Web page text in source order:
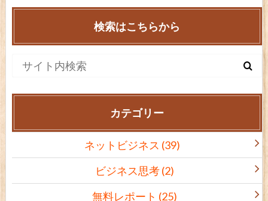
検索はこちらから
カテゴリー
ネットビジネス (39)
ビジネス思考(2)
無料レポート (25)